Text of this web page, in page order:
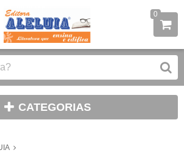
0
CATEGORIAS